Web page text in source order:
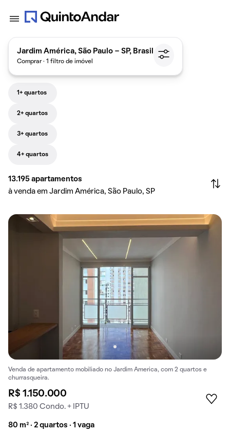
Jardim América, São Paulo - SP, Brasil
Comprar · 1 filtro de imóvel
1+ quartos
2+ quartos
3+ quartos
4+ quartos
13.195 apartamentos
à venda em Jardim América, São Paulo, SP
Venda de apartamento mobiliado no Jardim America, com 2 quartos e
churrasqueira.
R$ 1.150.000
R$ 1.380 Condo. + IPTU
80 m² · 2 quartos · 1 vaga